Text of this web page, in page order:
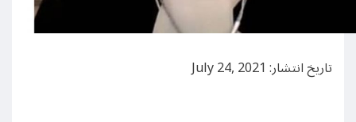
تاریخ انتشار: July 24, 2021